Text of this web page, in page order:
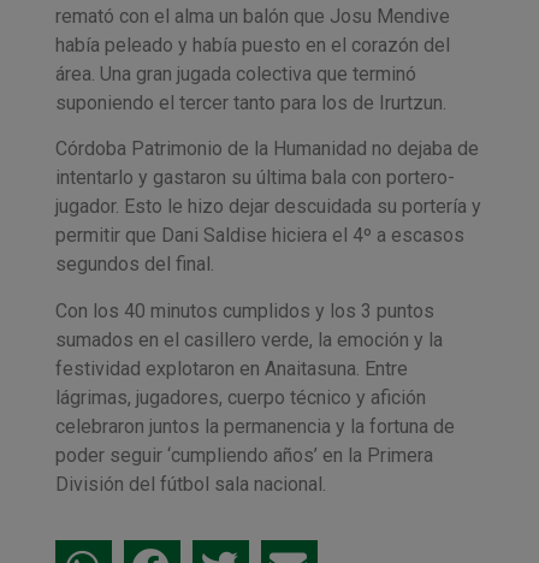
remató con el alma un balón que Josu Mendive
había peleado y había puesto en el corazón del
área. Una gran jugada colectiva que terminó
suponiendo el tercer tanto para los de Irurtzun.
Córdoba Patrimonio de la Humanidad no dejaba de
intentarlo y gastaron su última bala con portero-
jugador. Esto le hizo dejar descuidada su portería y
permitir que Dani Saldise hiciera el 4º a escasos
segundos del final.
Con los 40 minutos cumplidos y los 3 puntos
sumados en el casillero verde, la emoción y la
festividad explotaron en Anaitasuna. Entre
lágrimas, jugadores, cuerpo técnico y afición
celebraron juntos la permanencia y la fortuna de
poder seguir ‘cumpliendo años’ en la Primera
División del fútbol sala nacional.